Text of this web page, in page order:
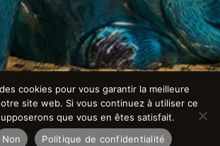
cookies pour vous garantir la meilleure
site web. Si vous continuez à utiliser ce
que vous en êtes satisfait.
Non Politique de confidentialité